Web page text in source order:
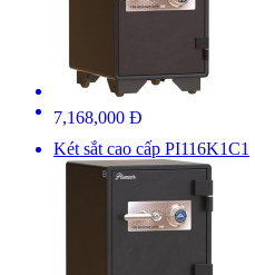
7,168,000 Đ
Két sắt cao cấp PI116K1C1